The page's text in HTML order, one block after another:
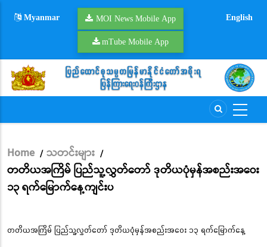
Myanmar MOI News Mobile App
mTube Mobile App
English
Breadcrumb
Home / သတင်းများ /
တတိယအကြိမ် ပြည်သူ့လွှတ်တော် ဒုတိယပုံမှန်အစည်းအဝေး
၁၃ ရက်မြောက်နေ့ကျင်းပ
တတိယအကြိမ် ပြည်သူ့လွှတ်တော် ဒုတိယပုံမှန်အစည်းအဝေး ၁၃ ရက်မြောက်နေ့